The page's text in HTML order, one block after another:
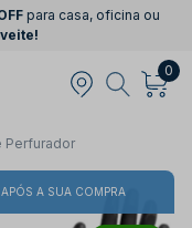
para casa, oficina ou
0
Perfurador
APÓS A SUA COMPRA